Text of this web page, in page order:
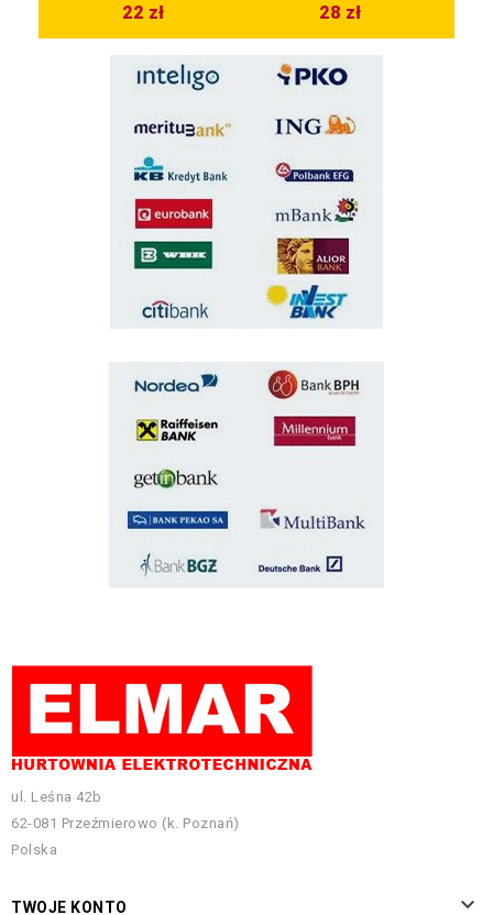
22 zł
28 zł
ul. Leśna 42b
62-081 Przeźmierowo (k. Poznań)
Polska
TWOJE KONTO 